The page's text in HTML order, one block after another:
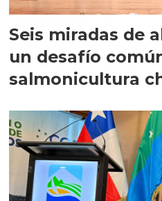
Seis miradas de
un desafío
salmonicultura